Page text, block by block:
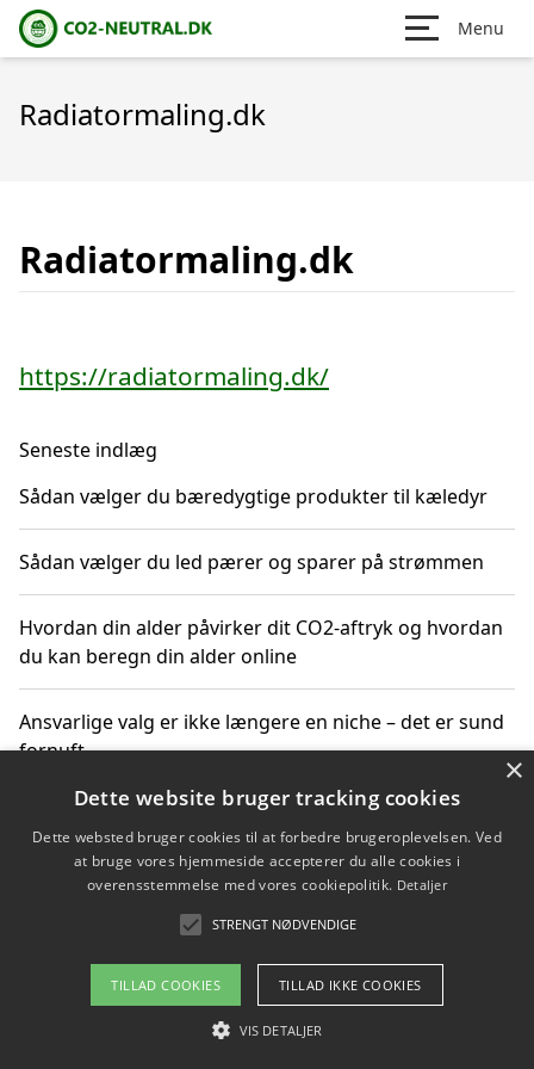
Menu
Radiatormaling.dk
Radiatormaling.dk
https://radiatormaling.dk/
Seneste indlæg
Sådan vælger du bæredygtige produkter til kæledyr
Sådan vælger du led pærer og sparer på strømmen
Hvordan din alder påvirker dit CO2-aftryk og hvordan
du kan beregn din alder online
Ansvarlige valg er ikke længere en niche – det er sund
fornuft
Sådan kan du handle bæredygtigt og bestil med
faktura
Om / kontakt
Blog Betingelser
×
Dette website bruger tracking cookies
Dette websted bruger cookies til at forbedre brugeroplevelsen. Ved
at bruge vores hjemmeside accepterer du alle cookies i
overensstemmelse med vores cookiepolitik. Detaljer
STRENGT NØDVENDIGE
TILLAD COOKIES TILLAD IKKE COOKIES
VIS DETALJER